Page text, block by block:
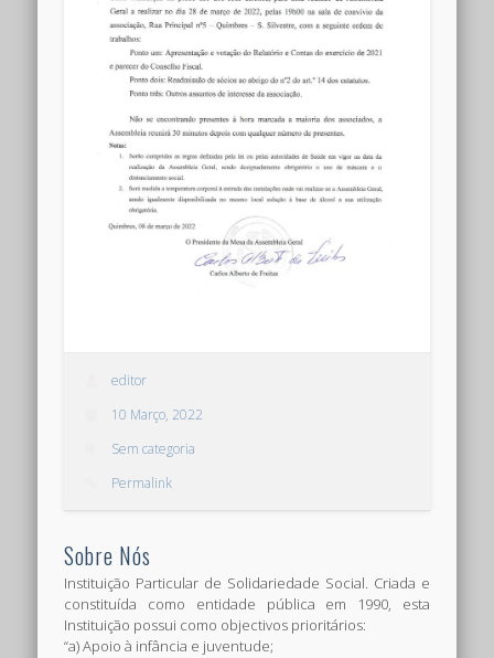
editor
10 Março, 2022
Sem categoria
Permalink
Sobre Nós
Instituição Particular de Solidariedade Social. Criada e
constituída como entidade pública em 1990, esta
Instituição possui como objectivos prioritários:
“a) Apoio à infância e juventude;